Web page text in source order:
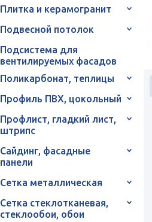
Плитка и керамогранит
Подвесной потолок
Подсистема для
вентилируемых фасадов
Поликарбонат, теплицы
Профиль ПВХ, цокольный
Профлист, гладкий лист,
штрипс
Сайдинг, фасадные
панели
Сетка металлическая
Сетка стеклотканевая,
стеклообои, обои